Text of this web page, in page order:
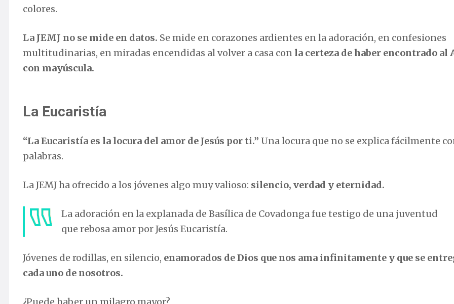
colores.
La JEMJ no se mide en datos. Se mide en corazones ardientes en la adoración, en confesiones
multitudinarias, en miradas encendidas al volver a casa con la certeza de haber encontrado al
con mayúscula.
La Eucaristía
“La Eucaristía es la locura del amor de Jesús por ti.” Una locura que no se explica fácilmente
palabras.
La JEMJ ha ofrecido a los jóvenes algo muy valioso: silencio, verdad y eternidad.
La adoración en la explanada de Basílica de Covadonga fue testigo de una juventud
que rebosa amor por Jesús Eucaristía.
Jóvenes de rodillas, en silencio, enamorados de Dios que nos ama infinitamente y que se
cada uno de nosotros.
¿Puede haber un milagro mayor?